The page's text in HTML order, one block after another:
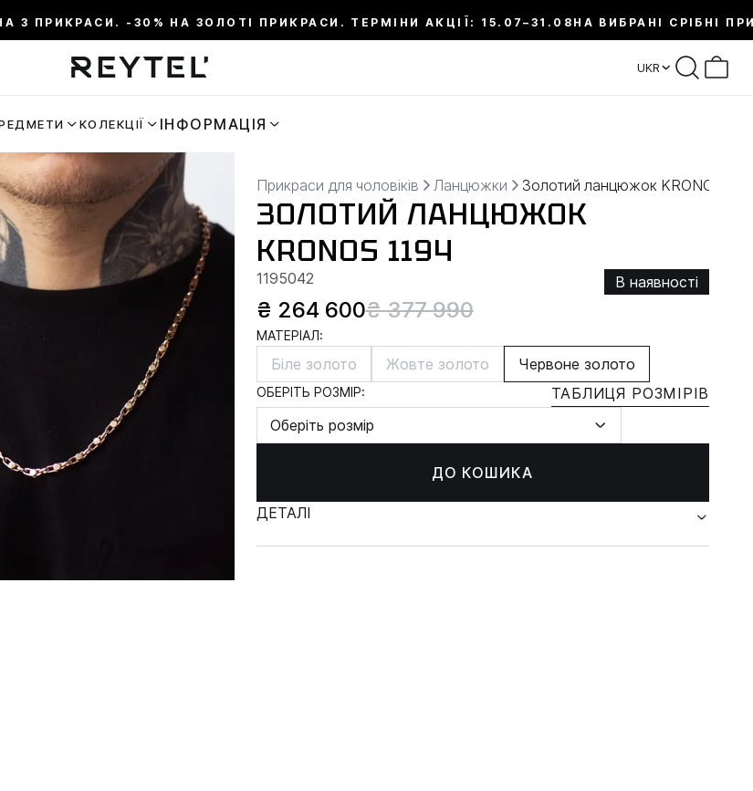
3 ПРИКРАСИ. -30% НА ЗОЛОТІ ПРИКРАСИ. ТЕРМІНИ АКЦІЇ: 15.07–31.08 НА ВИБРАНІ СРІБНІ
UKR
КОЛЕКЦІЇ ІНФОРМАЦІЯ
Прикраси для чоловіків Ланцюжки Золотий ланцюжок KRONOS
ЗОЛОТИЙ ЛАНЦЮЖОК
KRONOS 1194
1195042 В наявності
₴ 264 600₴ 377 990
МАТЕРІАЛ:
Біле золото Жовте золото Червоне золото
ОБЕРІТЬ РОЗМІР:
ТАБЛИЦЯ РОЗМІРІВ
Оберіть розмір
ДО КОШИКА
ДЕТАЛІ